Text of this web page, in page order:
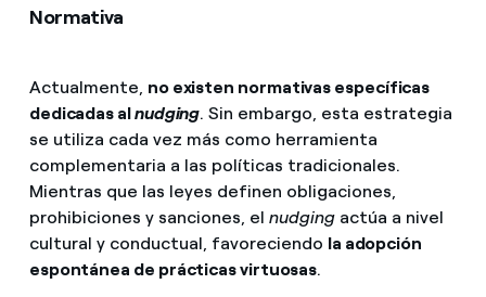
Normativa
Actualmente, no existen normativas específicas
dedicadas alnudging. Sin embargo, esta estrategia
se utiliza cada vez más como herramienta
complementaria a las políticas tradicionales.
Mientras que las leyes definen obligaciones,
prohibiciones y sanciones, el nudgingactúa a nivel
cultural y conductual, favoreciendo la adopción
espontánea de prácticas virtuosas.